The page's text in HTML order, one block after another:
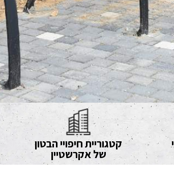
קטגוריית חיפויי הבטון
של אקרשטיין